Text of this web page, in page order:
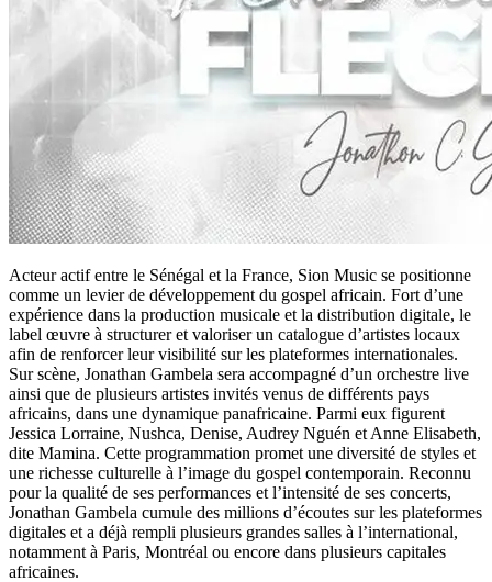
Acteur actif entre le Sénégal et la France, Sion Music se positionne
comme un levier de développement du gospel africain. Fort d’une
expérience dans la production musicale et la distribution digitale, le
label œuvre à structurer et valoriser un catalogue d’artistes locaux
afin de renforcer leur visibilité sur les plateformes internationales.
Sur scène, Jonathan Gambela sera accompagné d’un orchestre live
ainsi que de plusieurs artistes invités venus de différents pays
africains, dans une dynamique panafricaine. Parmi eux figurent
Jessica Lorraine, Nushca, Denise, Audrey Nguén et Anne Elisabeth,
dite Mamina. Cette programmation promet une diversité de styles et
une richesse culturelle à l’image du gospel contemporain. Reconnu
pour la qualité de ses performances et l’intensité de ses concerts,
Jonathan Gambela cumule des millions d’écoutes sur les plateformes
digitales et a déjà rempli plusieurs grandes salles à l’international,
notamment à Paris, Montréal ou encore dans plusieurs capitales
africaines.